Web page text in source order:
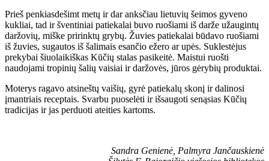
Prieš penkiasdešimt metų ir dar anksčiau lietuvių šeimos gyveno
kukliai, tad ir šventiniai patiekalai buvo ruošiami iš darže užaugintų
daržovių, miške pririnktų grybų. Žuvies patiekalai būdavo ruošiami
iš žuvies, sugautos iš šalimais esančio ežero ar upės. Suklestėjus
prekybai šiuolaikiškas Kūčių stalas pasikeitė. Maistui ruošti
naudojami tropinių šalių vaisiai ir daržovės, jūros gėrybių produktai.
Moterys ragavo atsineštų vaišių, gyrė patiekalų skonį ir dalinosi
įmantriais receptais. Svarbu puoselėti ir išsaugoti senąsias Kūčių
tradicijas ir jas perduoti ateities kartoms.
Sandra Genienė, Palmyra Jančauskienė